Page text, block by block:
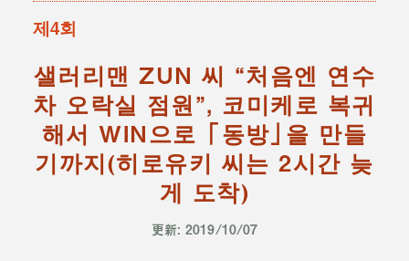
제4회
샐러리맨 ZUN 씨 “처음엔 연수
차 오락실 점원”, 코미케로 복귀
해서 WIN으로 「동방」을 만들
기까지(히로유키 씨는 2시간 늦
게 도착)
更新: 2019/10/07